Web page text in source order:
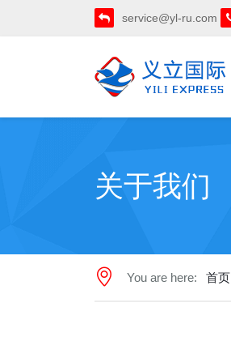
service@yl-ru.com
关于我们
You are here: 首页